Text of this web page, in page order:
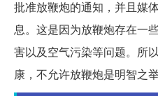
批准放鞭炮的通知，并且媒
息。这是因为放鞭炮存在一
害以及空气污染等问题。所
康，不允许放鞭炮是明智之举